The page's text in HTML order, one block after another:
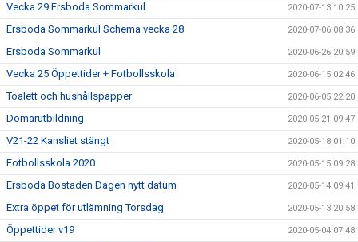
Vecka 29 Ersboda Sommarkul 2020-07-13 10:25
Ersboda Sommarkul Schema vecka 28 2020-07-06 08:36
Ersboda Sommarkul 2020-06-26 20:59
Vecka 25 Öppettider + Fotbollsskola 2020-06-15 02:46
Toalett och hushållspapper 2020-06-05 22:20
Domarutbildning 2020-05-21 09:47
V21-22 Kansliet stängt 2020-05-18 01:10
Fotbollsskola 2020 2020-05-15 09:28
Ersboda Bostaden Dagen nytt datum 2020-05-14 09:41
Extra öppet för utlämning Torsdag 2020-05-13 20:58
Öppettider v19 2020-05-04 07:48